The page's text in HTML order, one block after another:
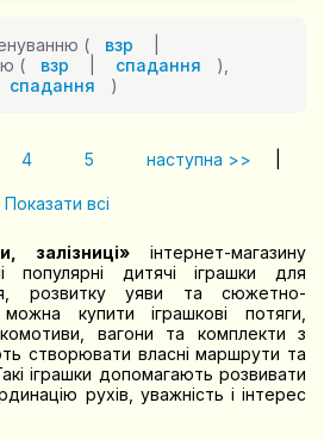
( взр
( взр спадання
),
спадання )
4 5 наступна >>
Показати всі
залізниці» інтернет-магазину
популярні дитячі іграшки для
розвитку уяви та сюжетно-
купити іграшкові потяги,
вагони та комплекти з
створювати власні маршрути та
Такі іграшки допомагають розвивати
рухів, уважність і інтерес